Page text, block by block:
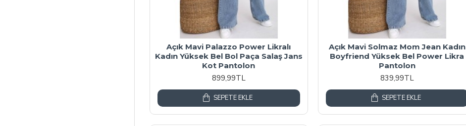
Açık Mavi Palazzo Power Likralı
Kadın Yüksek Bel Bol Paça Salaş Jans
Kot Pantolon
899,99TL
SEPETE EKLE
Açık Mavi Solmaz Mom Jean Kadın
Boyfriend Yüksek Bel Power Likra
Pantolon
839,99TL
SEPETE EKLE